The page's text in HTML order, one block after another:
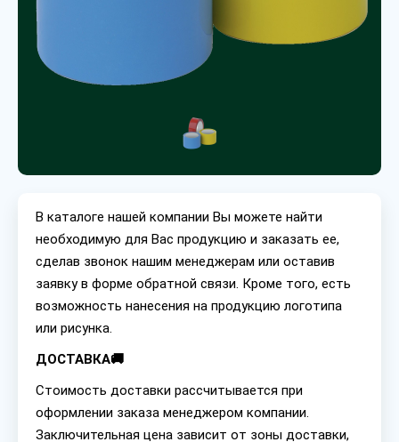
В каталоге нашей компании Вы можете найти
необходимую для Вас продукцию и заказать ее,
сделав звонок нашим менеджерам или оставив
заявку в форме обратной связи. Кроме того, есть
возможность нанесения на продукцию логотипа
или рисунка.
ДОСТАВКА🚚
Стоимость доставки рассчитывается при
оформлении заказа менеджером компании.
Заключительная цена зависит от зоны доставки,